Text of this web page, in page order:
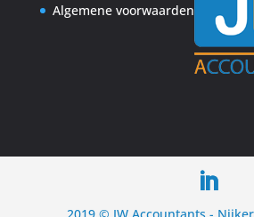
Algemene voorwaarden